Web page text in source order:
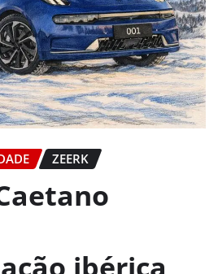
ZEERK
ibérica